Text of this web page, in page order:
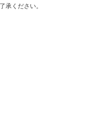
承ください。